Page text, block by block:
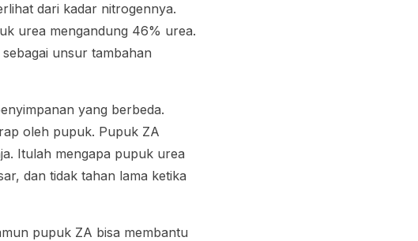
dari kadar nitrogennya.
urea mengandung 46% urea.
unsur tambahan
yang berbeda.
oleh pupuk. Pupuk ZA
Itulah mengapa pupuk urea
dan tidak tahan lama ketika
pupuk ZA bisa membantu